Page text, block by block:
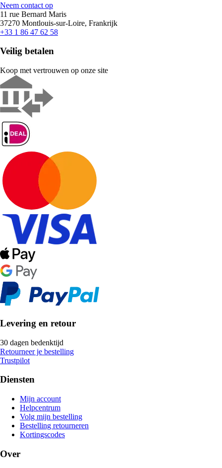
Neem contact op
11 rue Bernard Maris
37270 Montlouis-sur-Loire, Frankrijk
+33 1 86 47 62 58
Veilig betalen
Koop met vertrouwen op onze site
Levering en retour
30 dagen bedenktijd
Retourneer je bestelling
Trustpilot
Diensten
Mijn account
Helpcentrum
Volg mijn bestelling
Bestelling retourneren
Kortingscodes
Over